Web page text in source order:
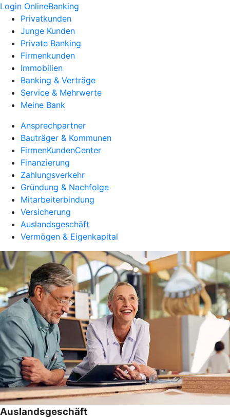
Login OnlineBanking
Privatkunden
Junge Kunden
Private Banking
Firmenkunden
Immobilien
Banking & Verträge
Service & Mehrwerte
Meine Bank
Ansprechpartner
Bauträger & Kommunen
FirmenKundenCenter
Finanzierung
Zahlungsverkehr
Gründung & Nachfolge
Mitarbeiterbindung
Versicherung
Auslandsgeschäft
Vermögen & Eigenkapital
Auslandsgeschäft